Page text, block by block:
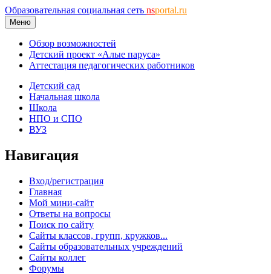
Образовательная социальная сеть nsportal.ru
Меню
Обзор возможностей
Детский проект «Алые паруса»
Аттестация педагогических работников
Детский сад
Начальная школа
Школа
НПО и СПО
ВУЗ
Навигация
Вход/регистрация
Главная
Мой мини-сайт
Ответы на вопросы
Поиск по сайту
Сайты классов, групп, кружков...
Сайты образовательных учреждений
Сайты коллег
Форумы